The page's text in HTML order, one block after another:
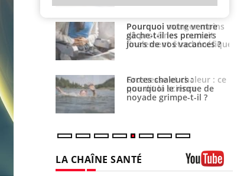
ventre
?
:
de
t-il ?
Pourquoi manger moins
de protéines pourrait
finalement être bénéfique
Grossesse et chaleur : ce
que dit la science
LA CHAÎNE SANTÉ